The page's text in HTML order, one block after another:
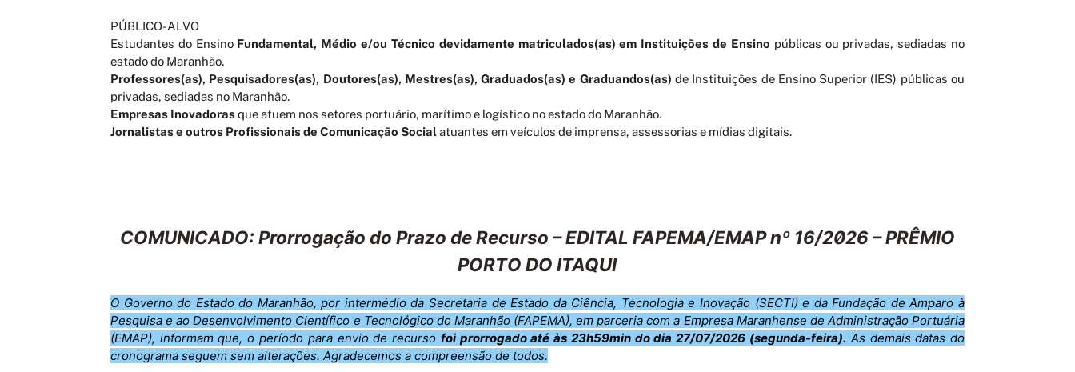
PÚBLICO-ALVO
Estudantes do Ensino Fundamental, Médio e/ou Técnico devidamente matriculados(as) em Instituições de Ensino públicas ou privadas, sediadas no
estado do Maranhão.
Professores(as), Pesquisadores(as), Doutores(as), Mestres(as), Graduados(as) e Graduandos(as) de Instituições de Ensino Superior (IES) públicas ou
privadas, sediadas no Maranhão.
Empresas Inovadorasque atuem nos setores portuário, marítimo e logístico no estado do Maranhão.
Jornalistas e outros Profissionais de Comunicação Socialatuantes em veículos de imprensa, assessorias e mídias digitais.
COMUNICADO: Prorrogação do Prazo de Recurso – EDITAL FAPEMA/EMAP nº 16/2026 – PRÊMIO
PORTO DO ITAQUI
O Governo do Estado do Maranhão, por intermédio da Secretaria de Estado da Ciência, Tecnologia e Inovação (SECTI) e da Fundação de Amparo à
Pesquisa e ao Desenvolvimento Científico e Tecnológico do Maranhão (FAPEMA), em parceria com a Empresa Maranhense de Administração Portuária
(EMAP), informam que, o período para envio de recurso foi prorrogado até às 23h59min do dia 27/07/2026 (segunda-feira). As demais datas do
cronograma seguem sem alterações. Agradecemos a compreensão de todos.